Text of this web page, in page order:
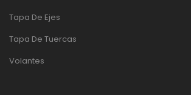
Tapa De Ejes
Tapa De Tuercas
Volantes